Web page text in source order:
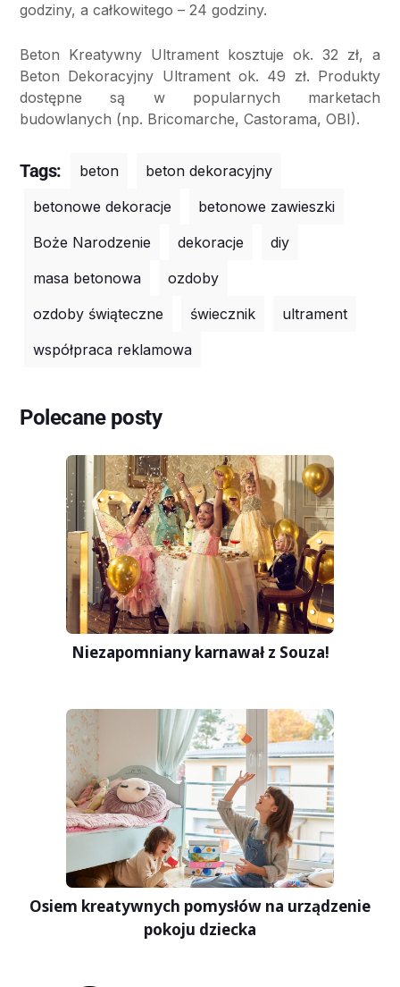
godziny, a całkowitego – 24 godziny.
Beton Kreatywny Ultrament kosztuje ok. 32 zł, a
Beton Dekoracyjny Ultrament ok. 49 zł. Produkty
dostępne są w popularnych marketach
budowlanych (np. Bricomarche, Castorama, OBI).
Tags: beton
beton dekoracyjny
betonowe dekoracje
betonowe zawieszki
Boże Narodzenie
dekoracje
diy
masa betonowa
ozdoby
ozdoby świąteczne
świecznik
ultrament
współpraca reklamowa
Polecane posty
Niezapomniany karnawał z Souza!
Osiem kreatywnych pomysłów na urządzenie
pokoju dziecka